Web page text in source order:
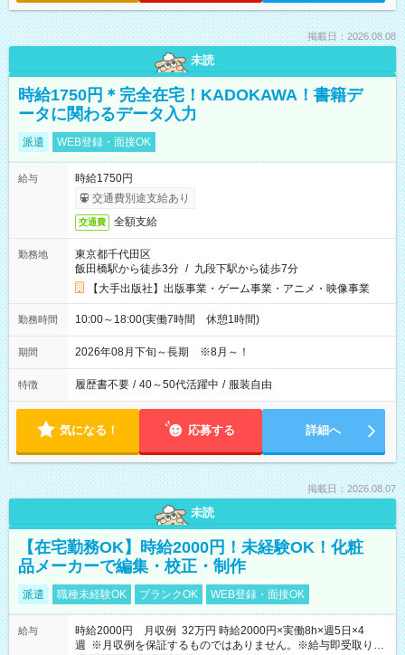
掲載日：2026.08.08
未読
時給1750円＊完全在宅！KADOKAWA！書籍デ
ータに関わるデータ入力
派遣 WEB登録・面接OK
給与
時給1750円
交通費別途支給あり
交通費 全額支給
勤務地
東京都千代田区
飯田橋駅から徒歩3分 / 九段下駅から徒歩7分
【大手出版社】出版事業・ゲーム事業・アニメ・映像事業
勤務時間 10:00～18:00(実働7時間 休憩1時間)
期間 2026年08月下旬～長期 ※8月～！
特徴 履歴書不要 / 40～50代活躍中 / 服装自由
気になる！ 応募する 詳細へ
掲載日：2026.08.07
未読
【在宅勤務OK】時給2000円！未経験OK！化粧
品メーカーで編集・校正・制作
派遣 職種未経験OK ブランクOK WEB登録・面接OK
給与
時給2000円 月収例 32万円 時給2000円×実働8h×週5日×4
週 ※月収例を保証するものではありません。※給与即受取りサ